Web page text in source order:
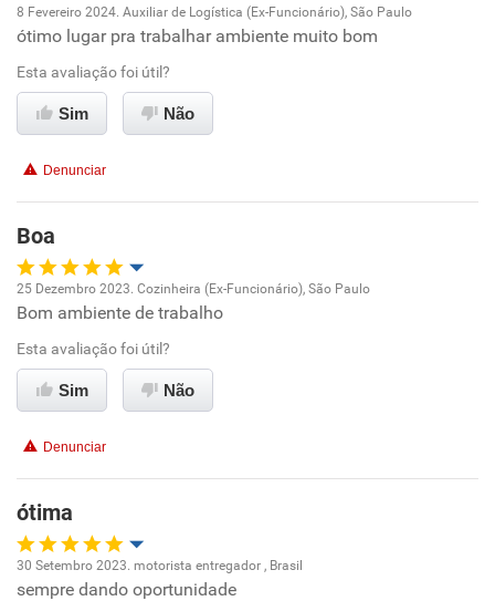
Oportunidade de promoção
Ambiente de trabalho
Benefícios
Recomenda esta empresa
Recomenda a diretoria
8 Fevereiro 2024. Auxiliar de Logística (Ex-Funcionário), São Paulo
ótimo lugar pra trabalhar ambiente muito bom
Esta avaliação foi útil?
Sim Não
Denunciar
Boa
Oportunidade de promoção
Ambiente de trabalho
Benefícios
Recomenda esta empresa
25 Dezembro 2023. Cozinheira (Ex-Funcionário), São Paulo
Bom ambiente de trabalho
Esta avaliação foi útil?
Sim Não
Denunciar
ótima
Oportunidade de promoção
30 Setembro 2023. motorista entregador , Brasil
sempre dando oportunidade